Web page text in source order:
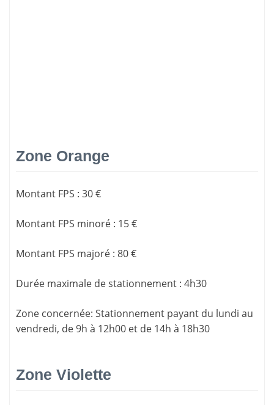
Zone Orange
Montant FPS : 30 €
Montant FPS minoré : 15 €
Montant FPS majoré : 80 €
Durée maximale de stationnement : 4h30
Zone concernée: Stationnement payant du lundi au
vendredi, de 9h à 12h00 et de 14h à 18h30
Zone Violette